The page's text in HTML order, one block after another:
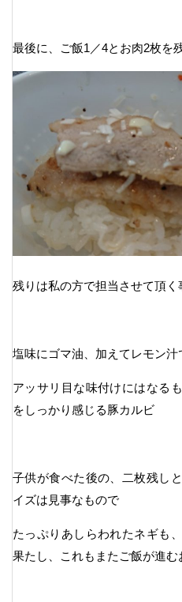
最後に、ご飯1／4とお肉2枚を
残りは私の方で担当させて頂く
塩味にゴマ油、加えてレモン汁
アッサリ目な味付けにはなる
をしっかり感じる豚カルビ
子供が食べた後の、二枚残し
イズは見事なもので
たっぷりあしらわれたネギも
果たし、これもまたご飯が進